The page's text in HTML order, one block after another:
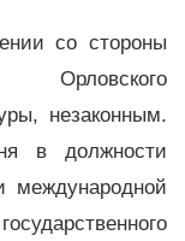
со стороны
незаконным.
в должности
международной